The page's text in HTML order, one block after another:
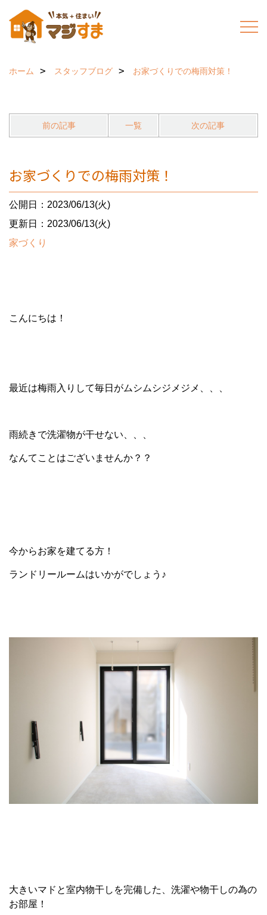
ホーム スタッフブログ お家づくりでの梅雨対策！
前の記事 一覧 次の記事
お家づくりでの梅雨対策！
公開日：2023/06/13(火)
更新日：2023/06/13(火)
家づくり
こんにちは！
最近は梅雨入りして毎日がムシムシジメジメ、、、
雨続きで洗濯物が干せない、、、
なんてことはございませんか？？
今からお家を建てる方！
ランドリールームはいかがでしょう♪
大きいマドと室内物干しを完備した、洗濯や物干しの為の
お部屋！